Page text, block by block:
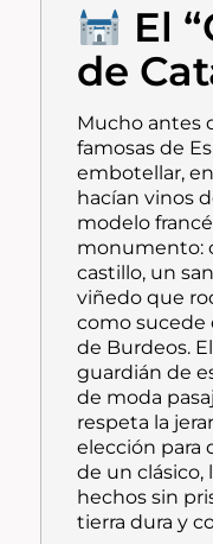
El
de
Mucho antes
famosas de
embotellar,
hacían vinos
modelo
monumento:
castillo, un
viñedo que
como sucede
de Burdeos.
guardián de
de moda
respeta la
elección para
de un clásico,
hechos sin
tierra dura y